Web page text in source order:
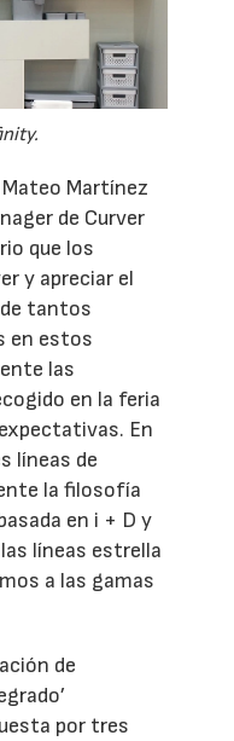
Mateo Martínez
de Curver
que los
y apreciar el
tantos
en estos
las
en la feria
En
líneas de
la filosofía
en i + D y
líneas estrella
a las gamas
de
por tres